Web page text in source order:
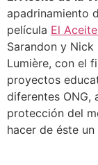
apadrinamiento
película El
Sarandon y
Lumière, con el
proyectos
diferentes ONG,
protección del
hacer de éste